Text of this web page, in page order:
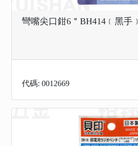
彎嘴尖口鉗6＂BH414﹝黑手﹞
代碼: 0012669